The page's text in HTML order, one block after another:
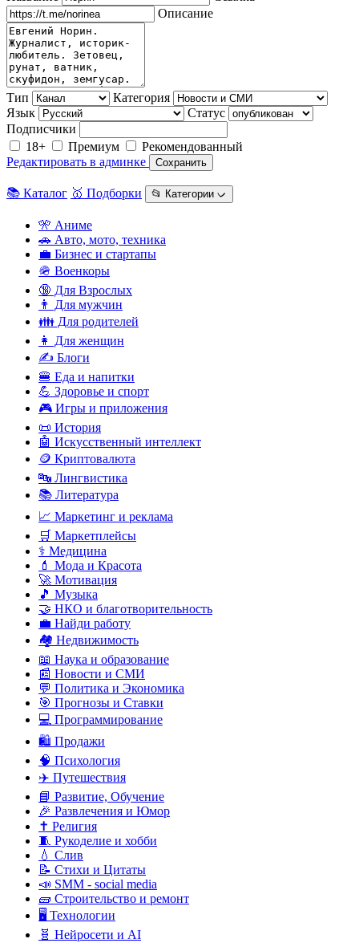
Описание
Тип
Категория
Язык
Статус
Подписчики
18+
Премиум
Рекомендованный
Редактировать в админке
Сохранить
📚 Каталог 🥇 Подборки 📂 Категории ᨆ
🎌 Аниме
🚗 Авто, мото, техника
💼 Бизнес и стартапы
🪖 Военкоры
🔞 Для Взрослых
👨 Для мужчин
👪 Для родителей
👩 Для женщин
✍️ Блоги
🍔 Еда и напитки
💪 Здоровье и спорт
🎮 Игры и приложения
📜 История
🤖 Искусственный интеллект
🪙 Криптовалюта
🔤 Лингвистика
📚 Литература
📈 Маркетинг и реклама
🛒 Маркетплейсы
⚕️ Медицина
💄 Мода и Красота
🚀 Мотивация
🎵 Музыка
🤝 НКО и благотворительность
💼 Найди работу
🏘️ Недвижимость
📖 Наука и образование
📰 Новости и СМИ
💬 Политика и Экономика
🎯 Прогнозы и Ставки
💻 Программирование
🛍️ Продажи
🧠 Психология
✈️ Путешествия
📘 Развитие, Обучение
🎉 Развлечения и Юмор
✝️ Религия
🧵 Рукоделие и хобби
💧 Слив
📝 Стихи и Цитаты
📣 SMM - social media
🧱 Строительство и ремонт
🖥️ Технологии
🧬 Нейросети и AI